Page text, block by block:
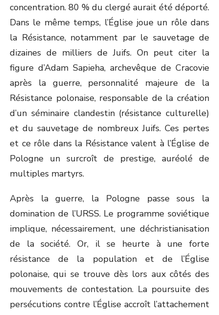
concentration. 80 % du clergé aurait été déporté.
Dans le même temps, l’Église joue un rôle dans
la Résistance, notamment par le sauvetage de
dizaines de milliers de Juifs. On peut citer la
figure d’Adam Sapieha, archevêque de Cracovie
après la guerre, personnalité majeure de la
Résistance polonaise, responsable de la création
d’un séminaire clandestin (résistance culturelle)
et du sauvetage de nombreux Juifs. Ces pertes
et ce rôle dans la Résistance valent à l’Église de
Pologne un surcroît de prestige, auréolé de
multiples martyrs.
Après la guerre, la Pologne passe sous la
domination de l’URSS. Le programme soviétique
implique, nécessairement, une déchristianisation
de la société. Or, il se heurte à une forte
résistance de la population et de l’Église
polonaise, qui se trouve dès lors aux côtés des
mouvements de contestation. La poursuite des
persécutions contre l’Église accroît l’attachement